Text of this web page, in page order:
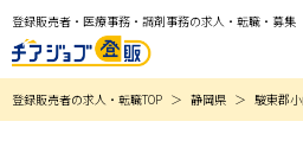
登録販売者・医療事務・調剤事務の求人・転職・募集
登録販売者の求人・転職TOP 静岡県 駿東郡